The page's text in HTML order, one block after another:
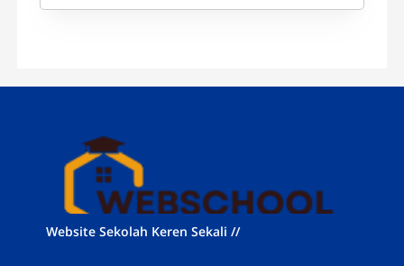
Website Sekolah Keren Sekali //